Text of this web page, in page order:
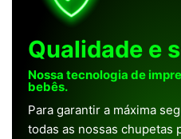
Qualidade e
Nossa tecnologia de
bebês.
Para garantir a máxima
todas as nossas chupetas